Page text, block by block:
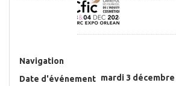
Navigation
Date d'événement mardi 3 décembre